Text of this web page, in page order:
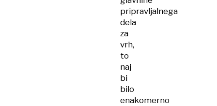
pripravljalnega
dela
za
vrh,
to
naj
bi
bilo
enakomerno